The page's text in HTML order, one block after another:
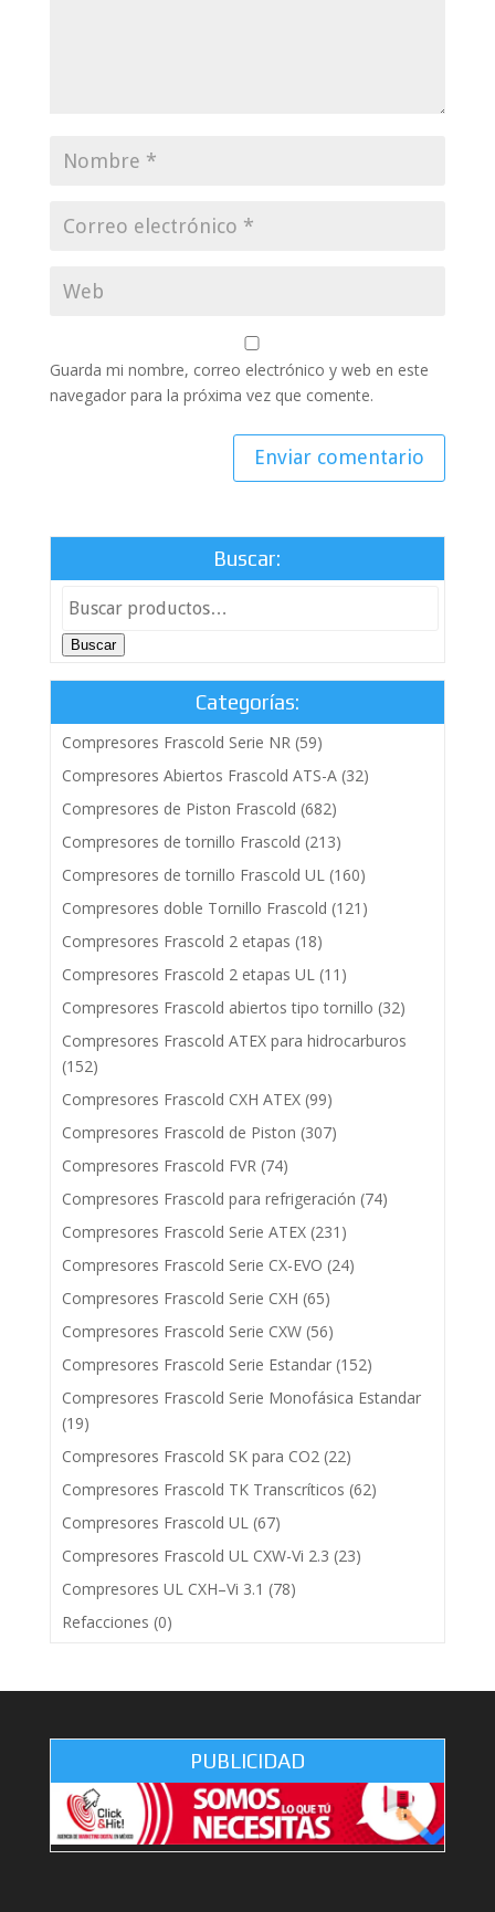
Guarda mi nombre, correo electrónico y web en este
navegador para la próxima vez que comente.
Buscar:
Buscar
Categorías:
Compresores Frascold Serie NR (59)
Compresores Abiertos Frascold ATS-A (32)
Compresores de Piston Frascold (682)
Compresores de tornillo Frascold (213)
Compresores de tornillo Frascold UL (160)
Compresores doble Tornillo Frascold (121)
Compresores Frascold 2 etapas (18)
Compresores Frascold 2 etapas UL (11)
Compresores Frascold abiertos tipo tornillo (32)
Compresores Frascold ATEX para hidrocarburos
(152)
Compresores Frascold CXH ATEX (99)
Compresores Frascold de Piston (307)
Compresores Frascold FVR (74)
Compresores Frascold para refrigeración (74)
Compresores Frascold Serie ATEX (231)
Compresores Frascold Serie CX-EVO (24)
Compresores Frascold Serie CXH (65)
Compresores Frascold Serie CXW (56)
Compresores Frascold Serie Estandar (152)
Compresores Frascold Serie Monofásica Estandar
(19)
Compresores Frascold SK para CO2 (22)
Compresores Frascold TK Transcríticos (62)
Compresores Frascold UL (67)
Compresores Frascold UL CXW-Vi 2.3 (23)
Compresores UL CXH–Vi 3.1 (78)
Refacciones (0)
PUBLICIDAD